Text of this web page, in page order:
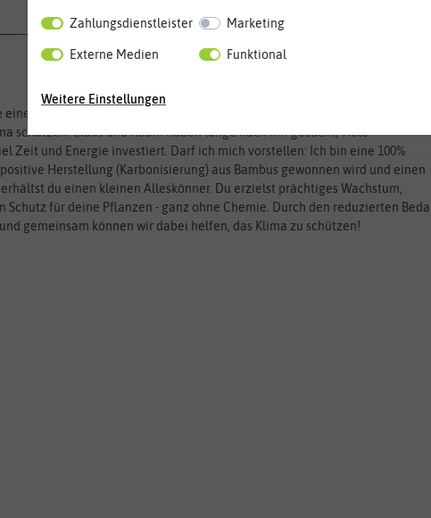
Mission: Ich möchte deine Gartenpflanzen rundum glücklich machen,
schützen. Claus und Robin haben lange nach mir gesucht, viele
Zeit und Energie investiert. Darf ich mich vorstellen: Ich bin eine 100%
Herstellung (Karbonisierung) aus Bambus gewonnen wird und einen
du einen kleinen Alleskönner. Du erzielst prächtiges Wachstum,
für deine Pflanzen - ganz ohne Chemie. Durch den reduzierten
gemeinsam können wir dabei helfen, das Klima zu schützen!
Zahlungsdienstleister Marketing
Externe Medien Funktional
Weitere Einstellungen